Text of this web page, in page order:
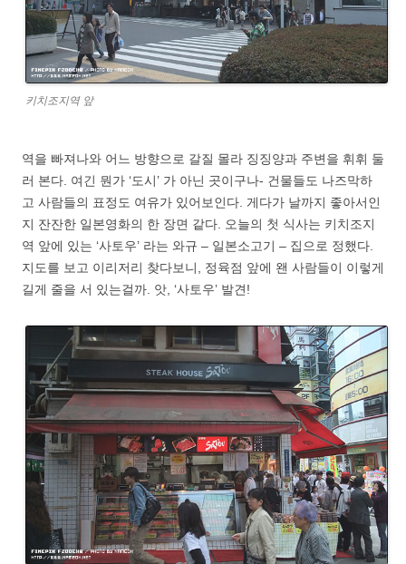
키치조지역 앞
역을 빠져나와 어느 방향으로 갈질 몰라 징징양과 주변을 휘휘 둘
러 본다. 여긴 뭔가 ‘도시’ 가 아닌 곳이구나- 건물들도 나즈막하
고 사람들의 표정도 여유가 있어보인다. 게다가 날까지 좋아서인
지 잔잔한 일본영화의 한 장면 같다. 오늘의 첫 식사는 키치조지
역 앞에 있는 ‘사토우’ 라는 와규 – 일본소고기 – 집으로 정했다.
지도를 보고 이리저리 찾다보니, 정육점 앞에 왠 사람들이 이렇게
길게 줄을 서 있는걸까. 앗, ‘사토우’ 발견!